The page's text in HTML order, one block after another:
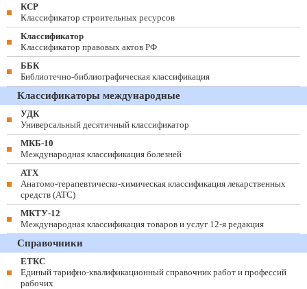
КСР
Классификатор строительных ресурсов
Классификатор
Классификатор правовых актов РФ
ББК
Библиотечно-библиографическая классификация
Классификаторы международные
УДК
Универсальный десятичный классификатор
МКБ-10
Международная классификация болезней
АТХ
Анатомо-терапевтическо-химическая классификация лекарственных
средств (ATC)
МКТУ-12
Международная классификация товаров и услуг 12-я редакция
Справочники
ЕТКС
Единый тарифно-квалификационный справочник работ и профессий
рабочих